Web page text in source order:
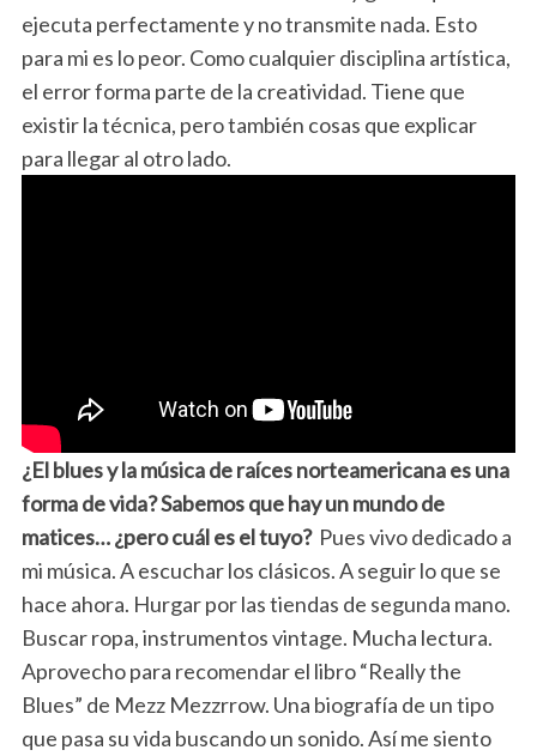
ejecuta perfectamente y no transmite nada. Esto
para mi es lo peor. Como cualquier disciplina artística,
el error forma parte de la creatividad. Tiene que
existir la técnica, pero también cosas que explicar
para llegar al otro lado.
¿El blues y la música de raíces norteamericana es una
forma de vida? Sabemos que hay un mundo de
matices… ¿pero cuál es el tuyo? Pues vivo dedicado a
mi música. A escuchar los clásicos. A seguir lo que se
hace ahora. Hurgar por las tiendas de segunda mano.
Buscar ropa, instrumentos vintage. Mucha lectura.
Aprovecho para recomendar el libro “Really the
Blues” de Mezz Mezzrrow. Una biografía de un tipo
que pasa su vida buscando un sonido. Así me siento